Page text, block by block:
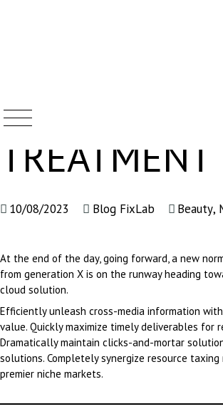
to
content
HAMMAM SPA
TREATMENT
10/08/2023 Blog FixLab Beauty,
At the end of the day, going forward, a new
from generation X is on the runway heading
cloud solution.
Efficiently unleash cross-media information
value. Quickly maximize timely deliverables for
Dramatically maintain clicks-and-mortar
solutions. Completely synergize resource
premier niche markets.